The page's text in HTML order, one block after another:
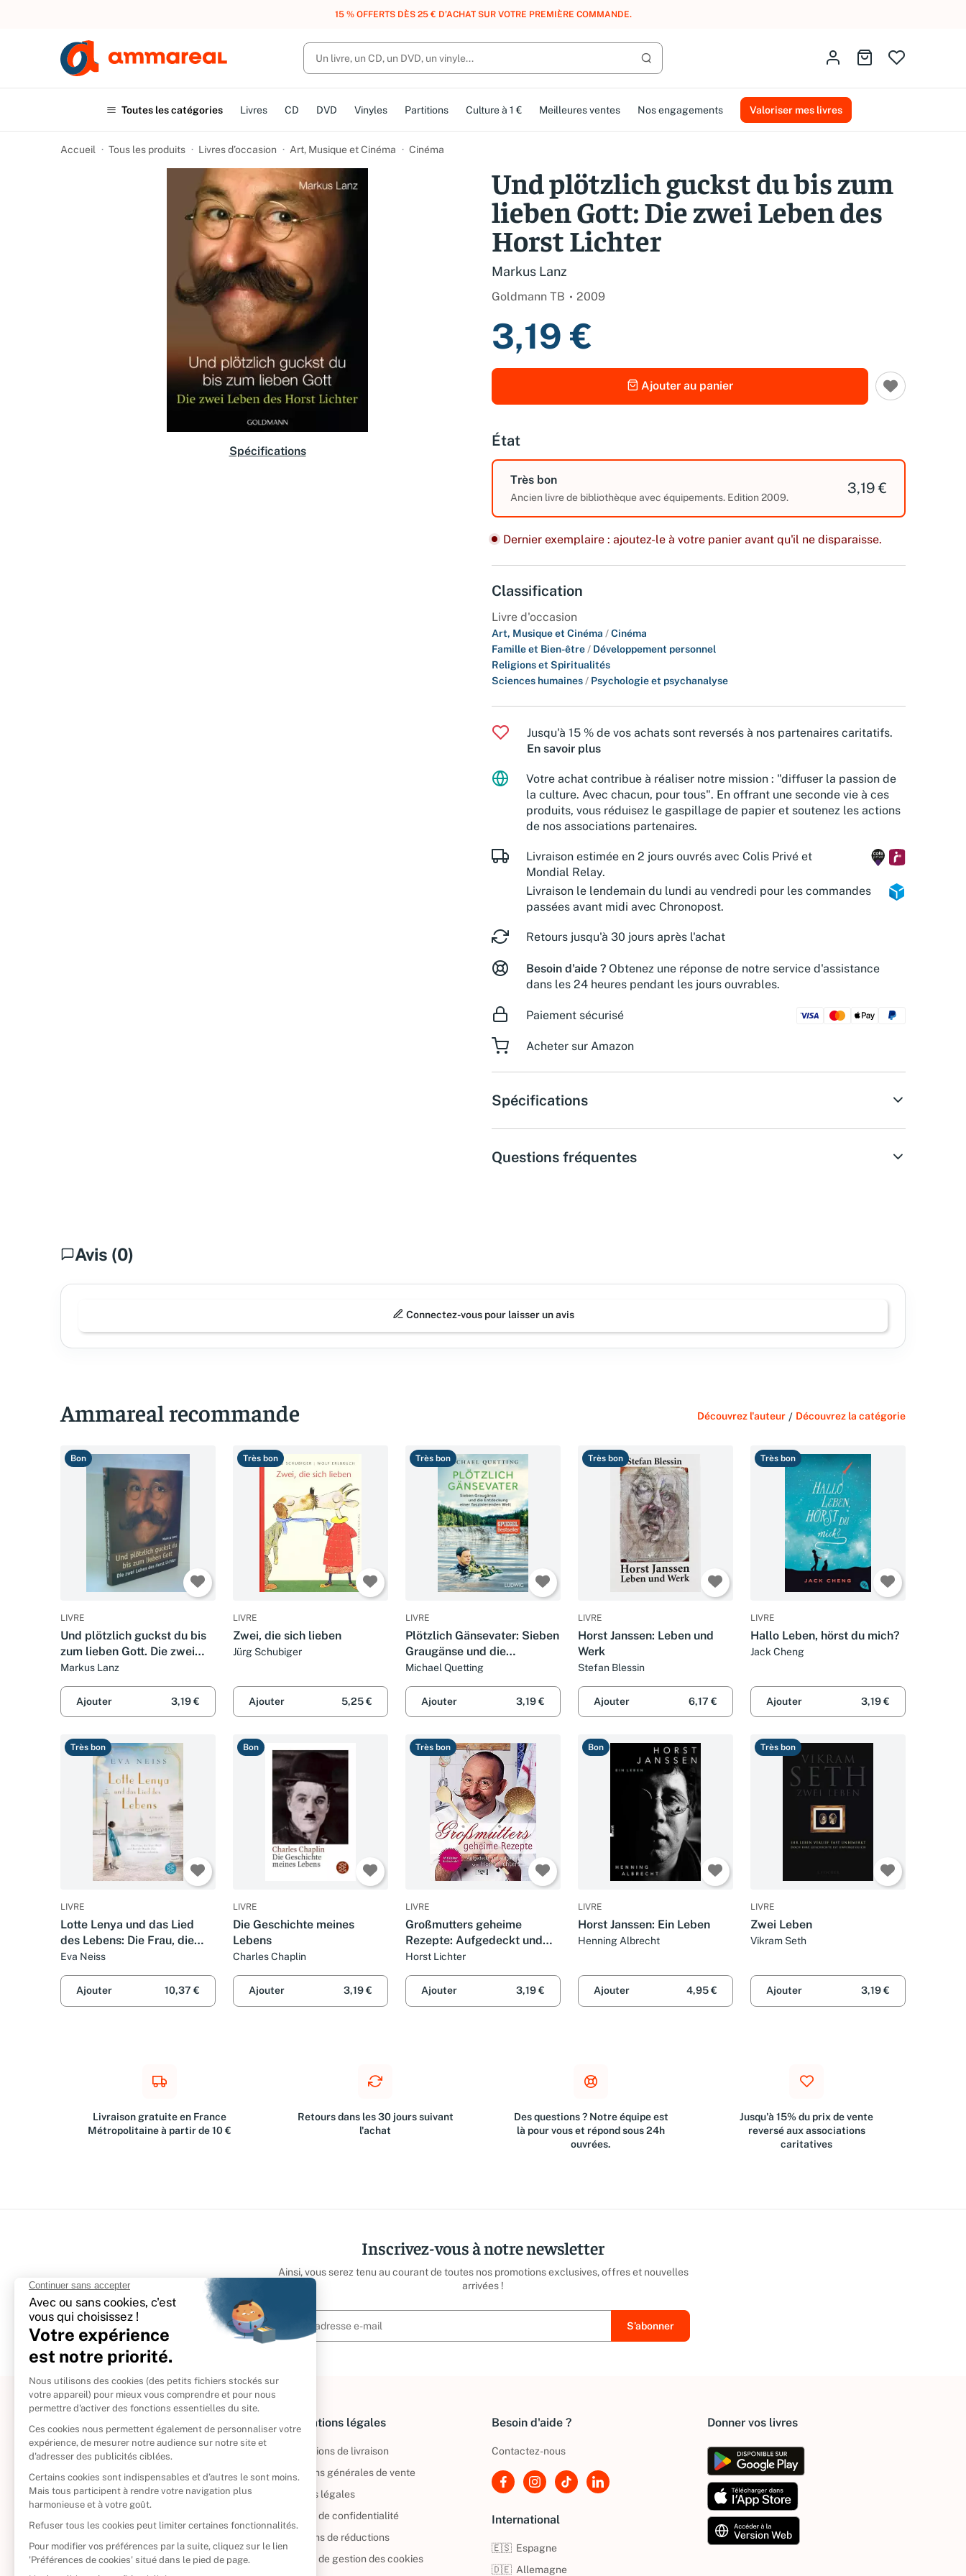
UN ACHAT, DES POINTS, DES RÉCOMPENSES :REJOIGNEZ GRATUITEMENT LE CLUB AMMAREAL.
Lancer la recherche
Identifiez-vousAller au panier
Toutes les catégories Livres CD DVD Vinyles Partitions Culture à 1 € Meilleures ventes Nos engagements Valoriser mes livres
Accueil Tous les produits Livres d’occasion Art, Musique et Cinéma Cinéma
Spécifications
Und plötzlich guckst du bis zum
lieben Gott: Die zwei Leben des
Horst Lichter
Markus Lanz
Goldmann TB 2009
3,19 €
Ajouter au panier
État
Très bon
Ancien livre de bibliothèque avec équipements. Edition 2009.
3,19 €
Dernier exemplaire : ajoutez-le à votre panier avant qu'il ne disparaisse.
Classification
Livre d'occasion
Art, Musique et Cinéma /Cinéma
Famille et Bien-être / Développement personnel
Religions et Spiritualités
Sciences humaines / Psychologie et psychanalyse
Jusqu'à 15 % de vos achats sont reversés à nos partenaires caritatifs.
En savoir plus
Votre achat contribue à réaliser notre mission : "diffuser la passion de
la culture. Avec chacun, pour tous". En offrant une seconde vie à ces
produits, vous réduisez le gaspillage de papier et soutenez les actions
de nos associations partenaires.
Livraison estimée en 2 jours ouvrés avec Colis Privé et
Mondial Relay.
Livraison le lendemain du lundi au vendredi pour les commandes
passées avant midi avec Chronopost.
Retours jusqu'à 30 jours après l'achat
Besoin d'aide ? Obtenez une réponse de notre service d'assistance
dans les 24 heures pendant les jours ouvrables.
Paiement sécurisé
Acheter sur Amazon
Spécifications
Questions fréquentes
Avis (0)
Connectez-vous pour laisser un avis
Ammareal recommande Découvrez l'auteur / Découvrez la catégorie
Bon
LIVRE
Und plötzlich guckst du bis
zum lieben Gott. Die zwei
Leben des Horst Lichter.
Markus Lanz
Ajouter 3,19 €
Très bon
LIVRE
Zwei, die sich lieben
Jürg Schubiger
Ajouter 5,25 €
Très bon
LIVRE
Plötzlich Gänsevater: Sieben
Graugänse und die
Entdeckung einer
faszinierenden Welt
Michael Quetting
Ajouter 3,19 €
Très bon
LIVRE
Horst Janssen: Leben und
Werk
Stefan Blessin
Ajouter 6,17 €
Très bon
LIVRE
Hallo Leben, hörst du mich?
Jack Cheng
Ajouter 3,19 €
Très bon
LIVRE
Lotte Lenya und das Lied
des Lebens: Die Frau, die
Kurt Weill und Bertolt Brecht
ihre Stimme schenkte
Eva Neiss
Ajouter 10,37 €
Bon
LIVRE
Die Geschichte meines
Lebens
Charles Chaplin
Ajouter 3,19 €
Très bon
LIVRE
Großmutters geheime
Rezepte: Aufgedeckt und
aufgetischt von Horst
Lichter: Aufgedeckt und
aufgetischt von Horst
Lichter. Mit kleiner Kochsch
Horst Lichter
Ajouter 3,19 €
Bon
LIVRE
Horst Janssen: Ein Leben
Henning Albrecht
Ajouter 4,95 €
Très bon
LIVRE
Zwei Leben
Vikram Seth
Ajouter 3,19 €
Livraison gratuite en France
Métropolitaine à partir de 10 €
Retours dans les 30 jours suivant
l'achat
Des questions ? Notre équipe est
là pour vous et répond sous 24h
ouvrées.
Jusqu'à 15% du prix de vente
reversé aux associations
caritatives
Inscrivez-vous à notre newsletter
Ainsi, vous serez tenu au courant de toutes nos promotions exclusives, offres et nouvelles
arrivées !
À propos
Politique de retour
Reprendre vos livres
Qui sommes-nous ?
CD d'occasion
Informations légales
Informations de livraison
Conditions générales de vente
Mentions légales
Politique de confidentialité
Conditions de réductions
Politique de gestion des cookies
Besoin d'aide ?
Contactez-nous
International
🇪🇸 Espagne
🇩🇪 Allemagne
Donner vos livres